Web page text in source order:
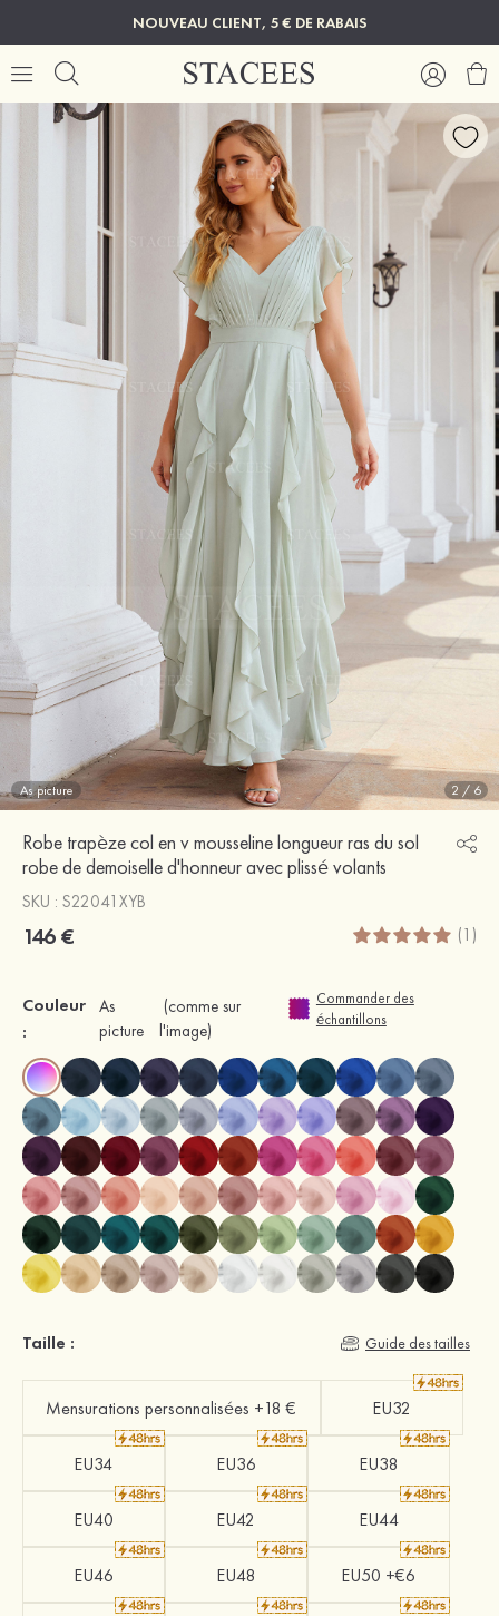
NOUVEAU CLIENT, 5 € DE RABAIS
As picture 2 / 6
Robe trapèze col en v mousseline longueur ras du sol
robe de demoiselle d'honneur avec plissé volants
SKU : S22041XYB
146 € (1)
Couleur
:
As
picture
(comme sur
l'image)
Commander des
échantillons
Taille : Guide des tailles
Mensurations personnalisées +18 € EU32
EU34 EU36 EU38
EU40 EU42 EU44
EU46 EU48 EU50 +€6